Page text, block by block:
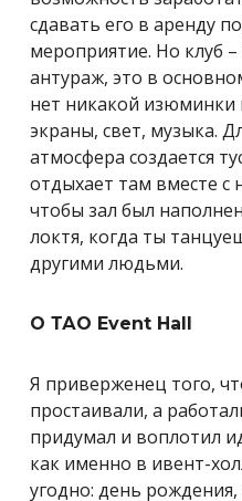
сдавать его в аренду
мероприятие. Но клуб –
антураж, это в
нет никакой изюминки
экраны, свет, музыка.
атмосфера создается
отдыхает там вместе с
чтобы зал был
локтя, когда ты
другими людьми.
О ТАО Event Hall
Я приверженец того,
простаивали, а
придумал и воплотил
как именно в ивент-
угодно: день